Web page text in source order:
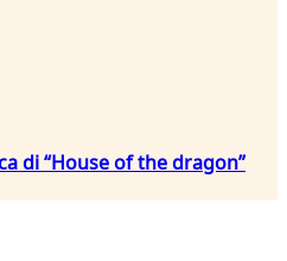
di “House of the dragon”